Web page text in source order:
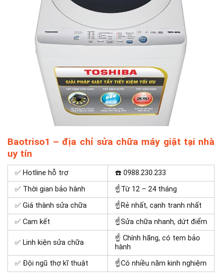
Baotriso1 – địa chỉ sửa chữa máy giặt tại nhà
uy tín
✅ Hotline hỗ trợ ☎️ 0988.230.233
✅ Thời gian bảo hành
☝Từ 12 – 24 tháng
✅ Giá thành sửa chữa
☝Rẻ nhất, cạnh tranh nhất
✅ Cam kết
☝Sửa chữa nhanh, dứt điểm
✅ Linh kiện sửa chữa
☝ Chính hãng, có tem bảo
hành
✅ Đội ngũ thợ kĩ thuật
☝Có nhiều năm kinh nghiệm